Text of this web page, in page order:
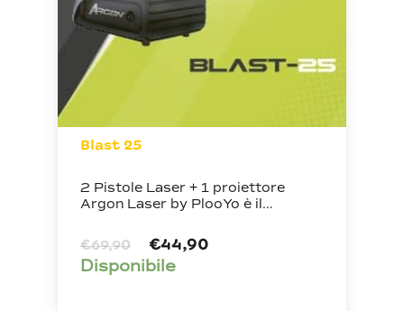
Go To Shop
Blast 25
2 Pistole Laser + 1 proiettore
Argon Laser by PlooYo è il…
€69,90
Il
prezzo
€44,90
Disponibile